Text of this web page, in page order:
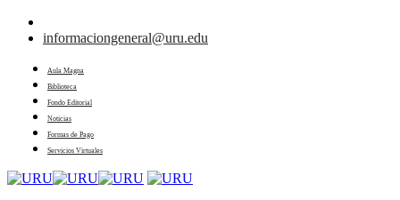
informaciongeneral@uru.edu
Aula Magna
Biblioteca
Fondo Editorial
Noticias
Formas de Pago
Servicios Virtuales